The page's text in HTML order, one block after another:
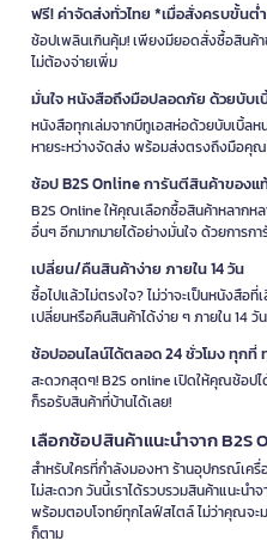
ฟรี! ค่าจัดส่งทั่วไทย *เมื่อสั่งครบขั้น
ช้อปเพลินเกินคุ้ม! เพียงมียอดสั่งซื้อสินค้
ไม่ต้องจ่ายเพิ่ม
มั่นใจ หนังสือถึงมือปลอดภัย ด้วยบับเ
หนังสือทุกเล่มจากบีทูเอสห่อด้วยบับเบิ้ล
หายระหว่างจัดส่ง พร้อมส่งตรงถึงมือคุ
ช้อป B2S Online การันตีสินค้าของแ
B2S Online ให้คุณเลือกซื้อสินค้าหลากห
อื่นๆ อีกมากมายได้อย่างมั่นใจ ด้วยการก
เปลี่ยน/คืนสินค้าง่าย ภายใน 14 วัน
ซื้อไปแล้วไม่ตรงใจ? ไม่ว่าจะเป็นหนังสื
เปลี่ยนหรือคืนสินค้าได้ง่าย ๆ ภายใน 14
ช้อปออนไลน์ได้ตลอด 24 ชั่วโมง ทุกที่
สะดวกสุดๆ! B2S online เปิดให้คุณช้อป
ก็รอรับสินค้าที่บ้านได้เลย!
เลือกช้อปสินค้าแนะนำจาก B2S
สำหรับใครที่กำลังมองหา ร้านอุปกรณ์เค
ไม่สะดวก วันนี้เราได้รวบรวมสินค้าแนะน
พร้อมตอบโจทย์ทุกไลฟ์สไตล์ ไม่ว่าคุณจะ
ก็ตาม